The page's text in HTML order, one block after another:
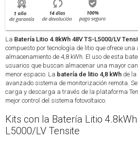
La Batería Litio 4.8kWh 48V TS-L5000/LV
compuesto por tecnología de litio que ofrece
almacenamiento de 4,8 kWh. El uso de esta
usuarios que buscan almacenar una mayor
menor espacio. La batería de litio 4,8 kWh de
avanzado sistema de monitorización remota.
carga y descarga a través de la plataforma
mejor control del sistema fotovoltaico.
Kits con la Batería Litio
L5000/LV Tensite